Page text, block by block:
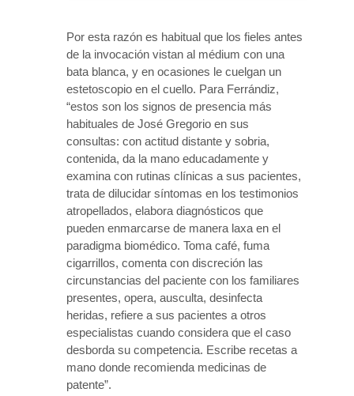
Por esta razón es habitual que los fieles antes
de la invocación vistan al médium con una
bata blanca, y en ocasiones le cuelgan un
estetoscopio en el cuello. Para Ferrándiz,
“estos son los signos de presencia más
habituales de José Gregorio en sus
consultas: con actitud distante y sobria,
contenida, da la mano educadamente y
examina con rutinas clínicas a sus pacientes,
trata de dilucidar síntomas en los testimonios
atropellados, elabora diagnósticos que
pueden enmarcarse de manera laxa en el
paradigma biomédico. Toma café, fuma
cigarrillos, comenta con discreción las
circunstancias del paciente con los familiares
presentes, opera, ausculta, desinfecta
heridas, refiere a sus pacientes a otros
especialistas cuando considera que el caso
desborda su competencia. Escribe recetas a
mano donde recomienda medicinas de
patente”.